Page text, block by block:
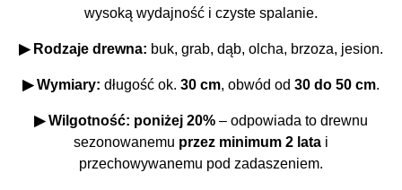
wysoką wydajność i czyste spalanie.
▶ Rodzaje drewna: buk, grab, dąb, olcha, brzoza, jesion.
▶ Wymiary: długość ok. 30 cm, obwód od 30 do 50 cm.
▶ Wilgotność: poniżej 20% – odpowiada to drewnu
sezonowanemu przez minimum 2 lata i
przechowywanemu pod zadaszeniem.